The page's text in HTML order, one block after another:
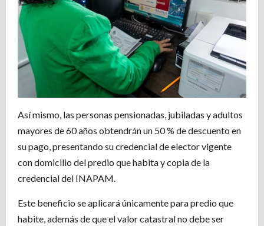
Así mismo, las personas pensionadas, jubiladas y adultos
mayores de 60 años obtendrán un 50 % de descuento en
su pago, presentando su credencial de elector vigente
con domicilio del predio que habita y copia de la
credencial del INAPAM.
Este beneficio se aplicará únicamente para predio que
habite, además de que el valor catastral no debe ser